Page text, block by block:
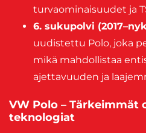
turvaominaisuudet ja
6. sukupolvi
uudistettu Polo, joka
mikä mahdollistaa
ajettavuuden ja
VW Polo – Tärkeimmät
teknologiat